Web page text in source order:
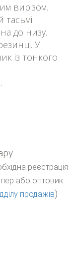
вирізом.
тасьмі
до низу.
У
із тонкого
реєстрація
або оптовик.
продажів)